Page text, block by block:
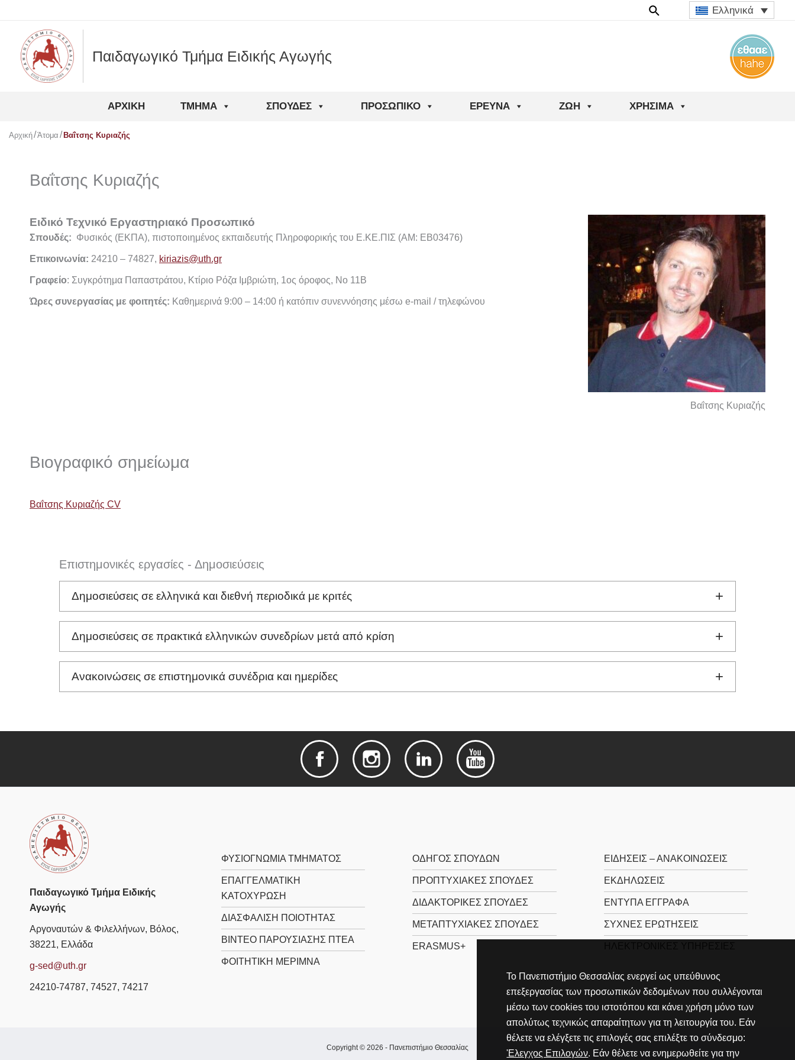
περιεχόμενο
Το Πανεπιστήμιο Θεσσαλίας ενεργεί ως υπεύθυνος
επεξεργασίας των προσωπικών δεδομένων που συλλέγονται
μέσω των cookies του ιστοτόπου και κάνει χρήση μόνο των
απολύτως τεχνικώς απαραίτητων για τη λειτουργία του. Εάν
θέλετε να ελέγξετε τις επιλογές σας επιλέξτε το σύνδεσμο:
'Ελεγχος Επιλογών. Εάν θέλετε να ενημερωθείτε για την
Ελληνικά
Παιδαγωγικό Τμήμα Ειδικής Αγωγής
ΑΡΧΙΚΉ ΤΜΉΜΑ ΣΠΟΥΔΈΣ ΠΡΟΣΩΠΙΚΌ ΈΡΕΥΝΑ ΖΩΉ ΧΡΉΣΙΜΑ
Αρχική Άτομα Βαΐτσης Κυριαζής
Βαΐτσης Κυριαζής
Βαΐτσης Κυριαζής
Ειδικό Τεχνικό Εργαστηριακό Προσωπικό
Σπουδές: Φυσικός (ΕΚΠΑ), πιστοποιημένος εκπαιδευτής Πληροφορικής του Ε.ΚΕ.ΠΙΣ (ΑΜ: ΕΒ03476)
Επικοινωνία: 24210 – 74827, kiriazis@uth.gr
Γραφείο: Συγκρότημα Παπαστράτου, Κτίριο Ρόζα Ιμβριώτη, 1ος όροφος, Νο 11B
Ώρες συνεργασίας με φοιτητές: Καθημερινά 9:00 – 14:00 ή κατόπιν συνεννόησης μέσω e-mail / τηλεφώνου
Βιογραφικό σημείωμα
Βαΐτσης Κυριαζής CV
Επιστημονικές εργασίες - Δημοσιεύσεις
Δημοσιεύσεις σε ελληνικά και διεθνή περιοδικά με κριτές
Δημοσιεύσεις σε πρακτικά ελληνικών συνεδρίων μετά από κρίση
Ανακοινώσεις σε επιστημονικά συνέδρια και ημερίδες
Παιδαγωγικό Τμήμα Ειδικής
Αγωγής
Αργοναυτών & Φιλελλήνων, Βόλος,
38221, Ελλάδα
g-sed@uth.gr
24210-74787, 74527, 74217
ΦΥΣΙΟΓΝΩΜΊΑ ΤΜΉΜΑΤΟΣ
ΕΠΑΓΓΕΛΜΑΤΙΚΉ
ΚΑΤΟΧΎΡΩΣΗ
ΔΙΑΣΦΆΛΙΣΗ ΠΟΙΌΤΗΤΑΣ
ΒΊΝΤΕΟ ΠΑΡΟΥΣΊΑΣΗΣ ΠΤΕΑ
ΦΟΙΤΗΤΙΚΉ ΜΈΡΙΜΝΑ
ΟΔΗΓΌΣ ΣΠΟΥΔΏΝ
ΠΡΟΠΤΥΧΙΑΚΈΣ ΣΠΟΥΔΈΣ
ΔΙΔΑΚΤΟΡΙΚΈΣ ΣΠΟΥΔΈΣ
ΜΕΤΑΠΤΥΧΙΑΚΈΣ ΣΠΟΥΔΈΣ
ERASMUS+
ΕΙΔΉΣΕΙΣ – ΑΝΑΚΟΙΝΏΣΕΙΣ
ΕΚΔΗΛΏΣΕΙΣ
ΈΝΤΥΠΑ ΈΓΓΡΑΦΑ
ΣΥΧΝΈΣ ΕΡΩΤΉΣΕΙΣ
Copyright © 2026 - Πανεπιστήμιο Θεσσαλίας